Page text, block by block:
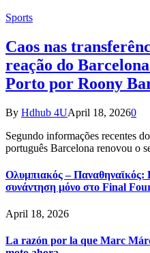
Sports
Caos nas
reação do
Porto por Roony
By Hdhub 4UApril 18, 20260
Segundo informações recentes
português Barcelona renovou o
Ολυμπιακός – Παναθηναϊκός:
συνάντηση μόνο στο Final
April 18, 2026
La razón por la que Marc